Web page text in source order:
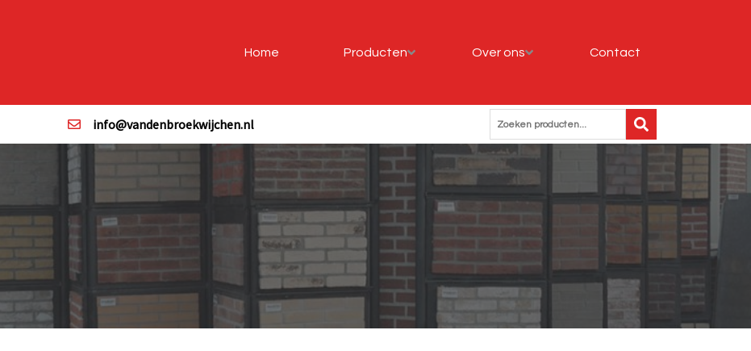
Home Producten Over ons Contact
info@vandenbroekwijchen.nl Zoeken producten...